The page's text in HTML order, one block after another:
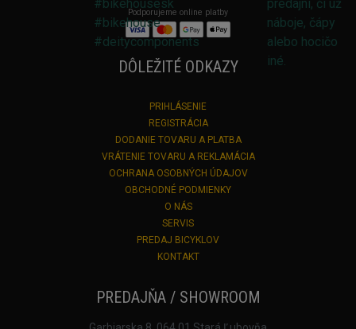
Podporujeme online platby
DÔLEŽITÉ ODKAZY
PRIHLÁSENIE
REGISTRÁCIA
DODANIE TOVARU A PLATBA
VRÁTENIE TOVARU A REKLAMÁCIA
OCHRANA OSOBNÝCH ÚDAJOV
OBCHODNÉ PODMIENKY
O NÁS
SERVIS
PREDAJ BICYKLOV
KONTAKT
PREDAJŇA / SHOWROOM